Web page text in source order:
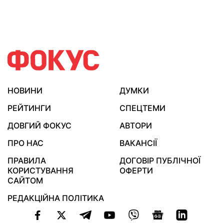
НОВИНИ
ДУМКИ
РЕЙТИНГИ
СПЕЦТЕМИ
ДОВГИЙ ФОКУС
АВТОРИ
ПРО НАС
ВАКАНСІЇ
ПРАВИЛА
КОРИСТУВАННЯ
САЙТОМ
ДОГОВІР ПУБЛІЧНОЇ
ОФЕРТИ
РЕДАКЦІЙНА ПОЛІТИКА